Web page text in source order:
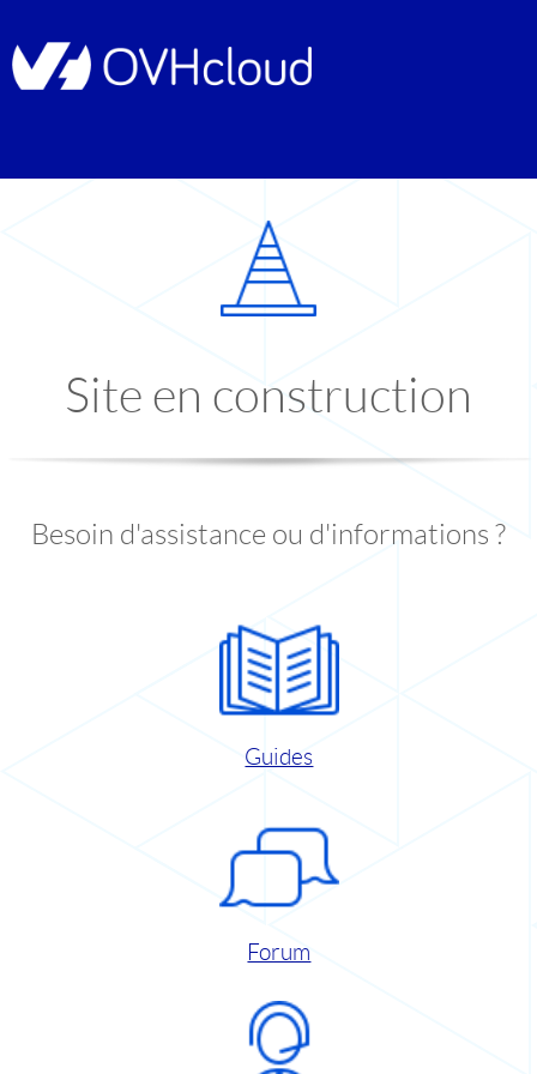
Site en construction
Besoin d'assistance ou d'informations ?
Guides
Forum